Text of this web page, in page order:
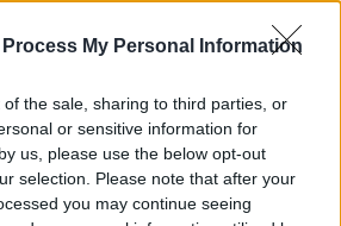
Process My Personal Information
the sale, sharing to third parties, or
or sensitive information for
us, please use the below opt-out
selection. Please note that after your
you may continue seeing
почти 900 години
за сладолед в